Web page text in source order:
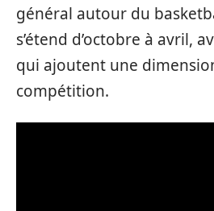
général autour du
s’étend d’octobre à avril,
qui ajoutent une
compétition.